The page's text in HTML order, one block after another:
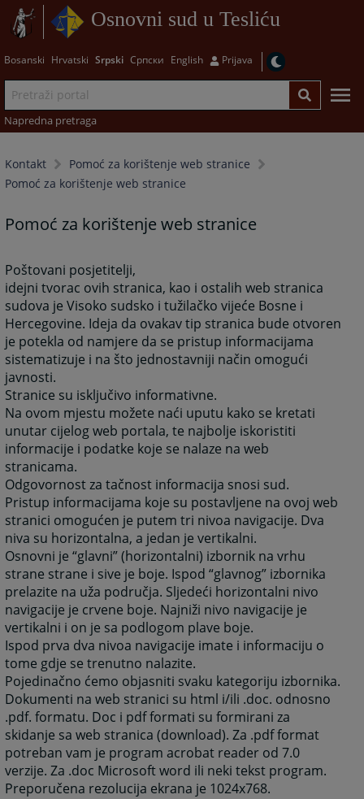
Osnovni sud u Tesliću
Bosanski Hrvatski Srpski Српски English Prijava
Napredna pretraga
Kontakt
Pomoć za korištenje web stranice
Pomoć za korištenje web stranice
Pomoć za korištenje web stranice
Poštovani posjetitelji,
idejni tvorac ovih stranica, kao i ostalih web stranica
sudova je Visoko sudsko i tužilačko vijeće Bosne i
Hercegovine. Ideja da ovakav tip stranica bude otvoren
je potekla od namjere da se pristup informacijama
sistematizuje i na što jednostavniji način omogući
javnosti.
Stranice su isključivo informativne.
Na ovom mjestu možete naći uputu kako se kretati
unutar cijelog web portala, te najbolje iskoristiti
informacije i podatke koje se nalaze na web
stranicama.
Odgovornost za tačnost informacija snosi sud.
Pristup informacijama koje su postavljene na ovoj web
stranici omogućen je putem tri nivoa navigacije. Dva
niva su horizontalna, a jedan je vertikalni.
Osnovni je “glavni” (horizontalni) izbornik na vrhu
strane strane i sive je boje. Ispod “glavnog” izbornika
prelazite na uža područja. Sljedeći horizontalni nivo
navigacije je crvene boje. Najniži nivo navigacije je
vertikalni i on je sa podlogom plave boje.
Ispod prva dva nivoa navigacije imate i informaciju o
tome gdje se trenutno nalazite.
Pojedinačno ćemo objasniti svaku kategoriju izbornika.
Dokumenti na web stranici su html i/ili .doc. odnosno
.pdf. formatu. Doc i pdf formati su formirani za
skidanje sa web stranica (download). Za .pdf format
potreban vam je program acrobat reader od 7.0
verzije. Za .doc Microsoft word ili neki tekst program.
Preporučena rezolucija ekrana je 1024x768.